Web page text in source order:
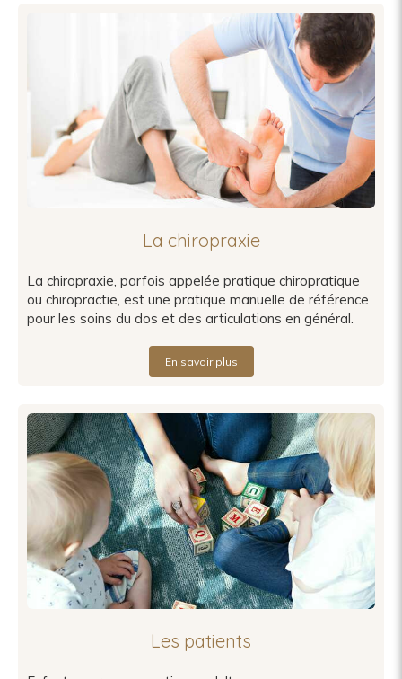
La chiropraxie
La chiropraxie, parfois appelée pratique chiropratique
ou chiropractie, est une pratique manuelle de référence
pour les soins du dos et des articulations en général.
En savoir plus
Les patients